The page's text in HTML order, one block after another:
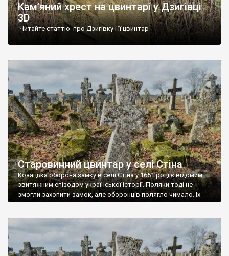
Кам’яний хрест на цвинтарі у Дзигівці
3D
Читайте статтю про Дзигівку і її цвинтар
Старовинний цвинтар у селі Стіна
Козацька оборона замку в селі Стіна у 1651 році є відомим
звитяжним епізодом української історії. Поляки тоді не
змогли захопити замок, але оборонців полягло чимало. Їх
поховали на цвинтарі, який тоді називався Замковим. Нині на
ньому чимало хрестів 19 століття, є такі, де епітафії стер […]